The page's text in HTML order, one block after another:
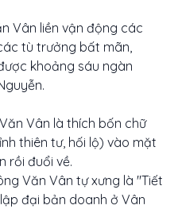
Vân liền vận động các
tù trưởng bất mãn,
khoảng sáu ngàn
Vân là thích bốn chữ
thiên tư, hối lộ) vào mặt
rồi đuổi về.
Văn Vân tự xưng là "Tiết
đại bản doanh ở Vân